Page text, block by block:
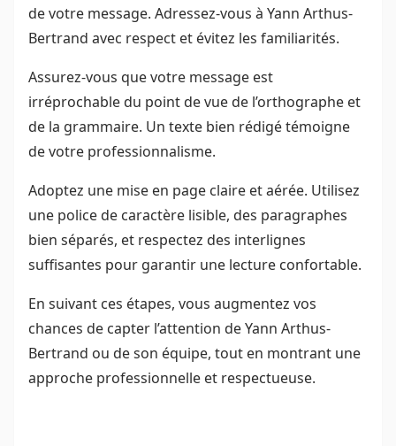
de votre message. Adressez-vous à Yann Arthus-
Bertrand avec respect et évitez les familiarités.
Assurez-vous que votre message est
irréprochable du point de vue de l’orthographe et
de la grammaire. Un texte bien rédigé témoigne
de votre professionnalisme.
Adoptez une mise en page claire et aérée. Utilisez
une police de caractère lisible, des paragraphes
bien séparés, et respectez des interlignes
suffisantes pour garantir une lecture confortable.
En suivant ces étapes, vous augmentez vos
chances de capter l’attention de Yann Arthus-
Bertrand ou de son équipe, tout en montrant une
approche professionnelle et respectueuse.